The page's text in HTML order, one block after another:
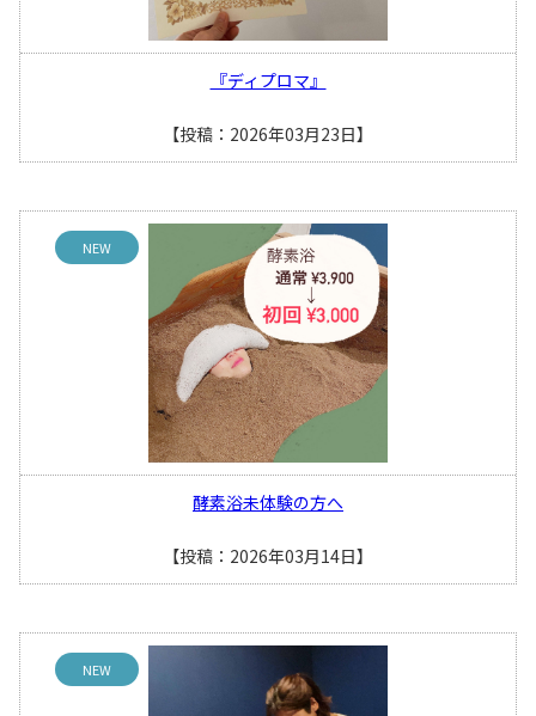
『ディプロマ』
【投稿：2026年03月23日】
NEW
酵素浴未体験の方へ
【投稿：2026年03月14日】
NEW